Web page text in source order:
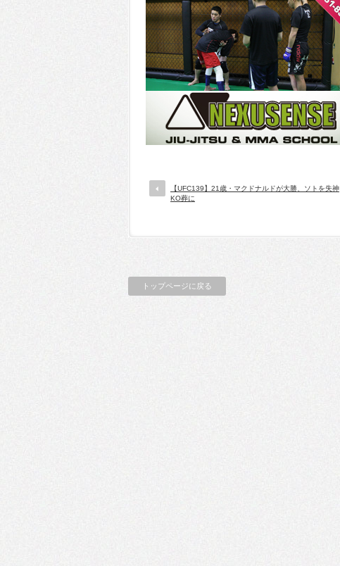
【UFC139】21歳・マクドナルドが大勝、ソトを失神
KO葬に
トップページに戻る